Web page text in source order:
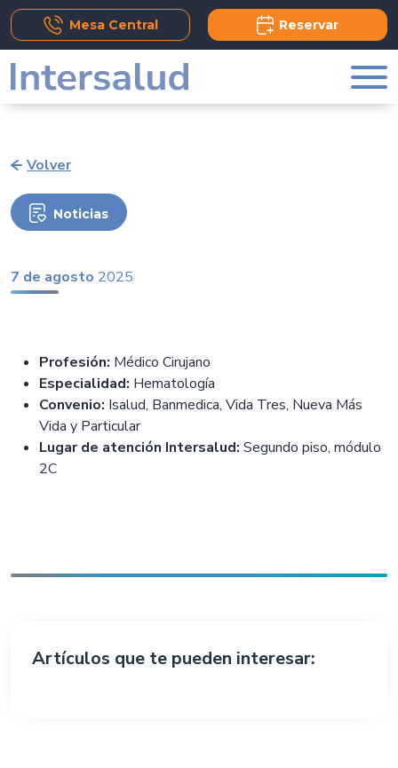
Add Comment
Mesa Central Reservar
Volver
Noticias
7 de agosto 2025
Profesión: Médico Cirujano
Especialidad: Hematología
Convenio: Isalud, Banmedica, Vida Tres, Nueva Más
Vida y Particular
Lugar de atención Intersalud: Segundo piso, módulo
2C
Artículos que te pueden interesar: